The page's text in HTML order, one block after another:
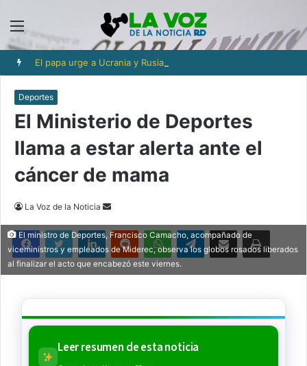
Menú
Deportes
El Ministerio de Deportes
llama a estar alerta ante el
cáncer de mama
La Voz de la Noticia
Send
an
email
FacebookTwitter LinkedInReddit WhatsAppTelegramCompartir via Email Imprimi
El ministro de Deportes, Francisco Camacho, acompañado de
viceministros y empleados de Miderec, observa los globos rosados liberados
al finalizar el acto que encabezó este viernes.
Leer resumen de esta noticia